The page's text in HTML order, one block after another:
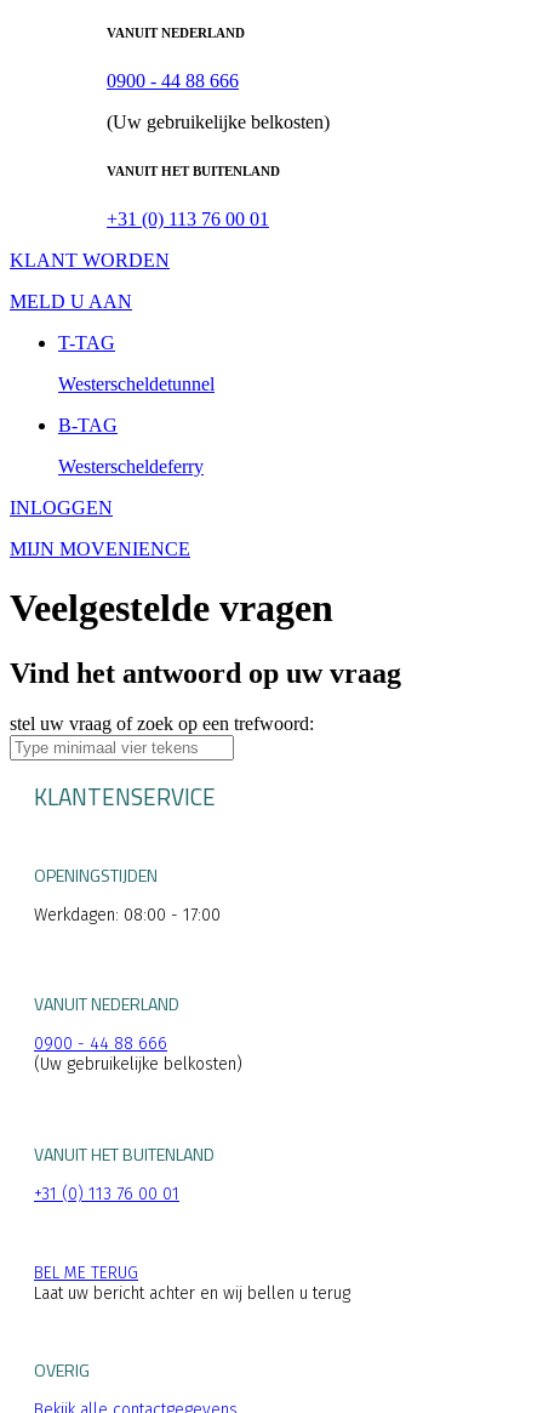
VANUIT NEDERLAND
0900 - 44 88 666
(Uw gebruikelijke belkosten)
VANUIT HET BUITENLAND
+31 (0) 113 76 00 01
KLANT WORDEN
MELD U AAN
T-TAG
Westerscheldetunnel
B-TAG
Westerscheldeferry
INLOGGEN
MIJN MOVENIENCE
Veelgestelde vragen
Vind het antwoord op uw vraag
stel uw vraag of zoek op een trefwoord:
KLANTENSERVICE
OPENINGSTIJDEN
Werkdagen: 08:00 - 17:00
VANUIT NEDERLAND
0900 - 44 88 666
(Uw gebruikelijke belkosten)
VANUIT HET BUITENLAND
+31 (0) 113 76 00 01
BEL ME TERUG
Laat uw bericht achter en wij bellen u terug
OVERIG